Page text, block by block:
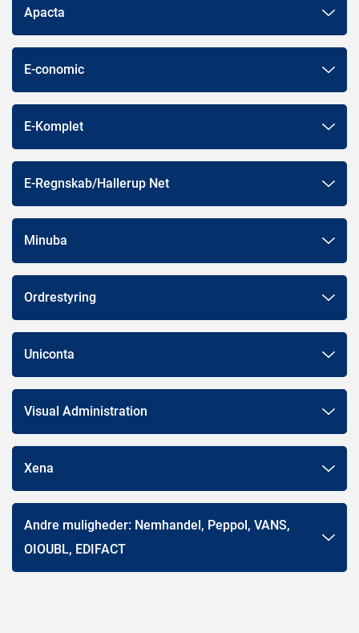
Apacta
E-conomic
E-Komplet
E-Regnskab/Hallerup Net
Minuba
Ordrestyring
Uniconta
Visual Administration
Xena
Andre muligheder: Nemhandel, Peppol, VANS,
OIOUBL, EDIFACT